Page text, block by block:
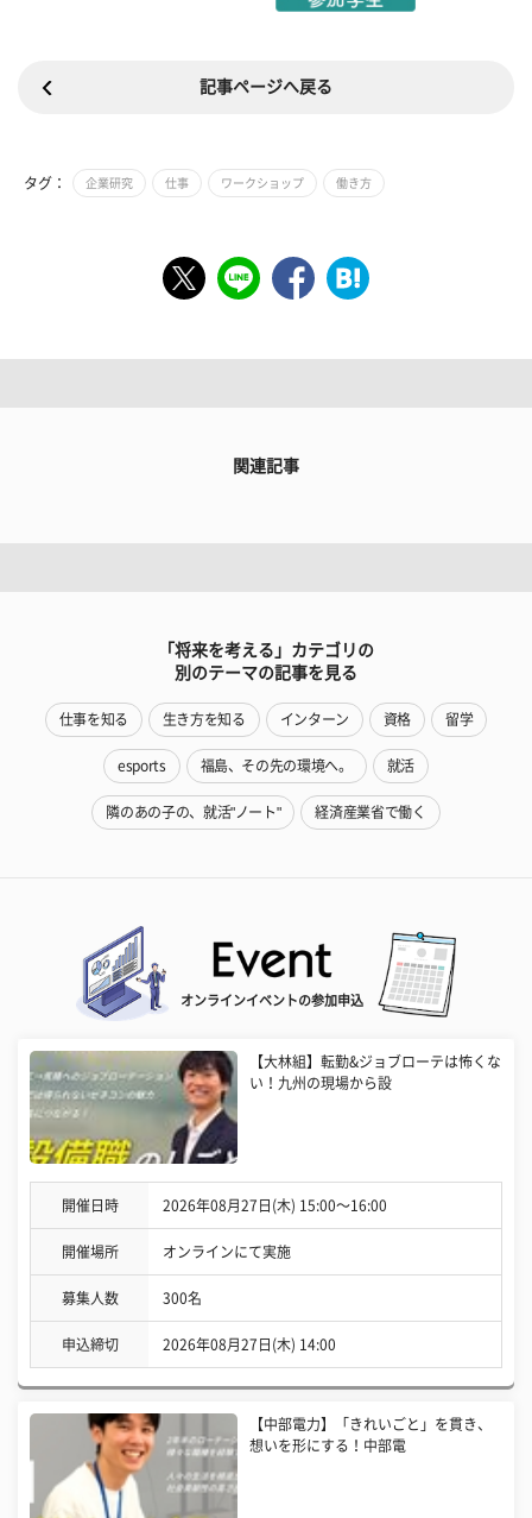
記事ページへ戻る
タグ： 企業研究 仕事 ワークショップ 働き方
関連記事
「将来を考える」カテゴリの
別のテーマの記事を見る
仕事を知る 生き方を知る インターン 資格 留学
esports 福島、その先の環境へ。 就活
隣のあの子の、就活"ノート" 経済産業省で働く
オンラインイベントの参加申込
【大林組】転勤&ジョブローテは怖くな
い！九州の現場から設
開催日時 2026年08月27日(木) 15:00〜16:00
開催場所 オンラインにて実施
募集人数 300名
申込締切 2026年08月27日(木) 14:00
【中部電力】「きれいごと」を貫き、
想いを形にする！中部電